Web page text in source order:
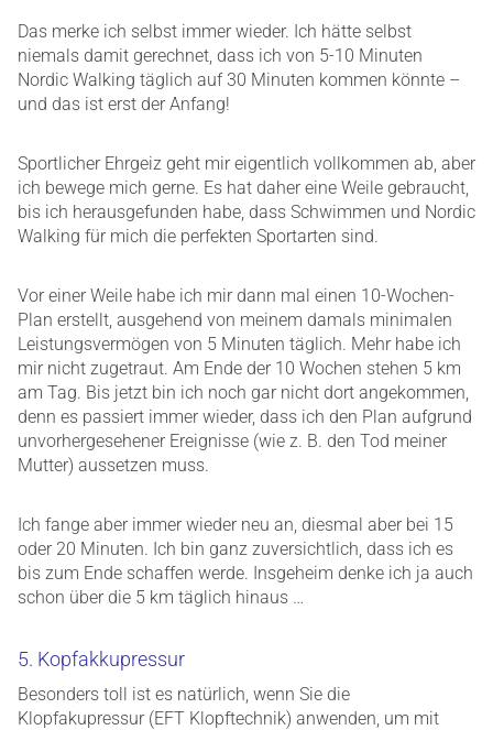
Das merke ich selbst immer wieder. Ich hätte selbst
niemals damit gerechnet, dass ich von 5-10 Minuten
Nordic Walking täglich auf 30 Minuten kommen könnte –
und das ist erst der Anfang!
Sportlicher Ehrgeiz geht mir eigentlich vollkommen ab, aber
ich bewege mich gerne. Es hat daher eine Weile gebraucht,
bis ich herausgefunden habe, dass Schwimmen und Nordic
Walking für mich die perfekten Sportarten sind.
Vor einer Weile habe ich mir dann mal einen 10-Wochen-
Plan erstellt, ausgehend von meinem damals minimalen
Leistungsvermögen von 5 Minuten täglich. Mehr habe ich
mir nicht zugetraut. Am Ende der 10 Wochen stehen 5 km
am Tag. Bis jetzt bin ich noch gar nicht dort angekommen,
denn es passiert immer wieder, dass ich den Plan aufgrund
unvorhergesehener Ereignisse (wie z. B. den Tod meiner
Mutter) aussetzen muss.
Ich fange aber immer wieder neu an, diesmal aber bei 15
oder 20 Minuten. Ich bin ganz zuversichtlich, dass ich es
bis zum Ende schaffen werde. Insgeheim denke ich ja auch
schon über die 5 km täglich hinaus …
5. Kopfakkupressur
Besonders toll ist es natürlich, wenn Sie die
Klopfakupressur (EFT Klopftechnik) anwenden, um mit